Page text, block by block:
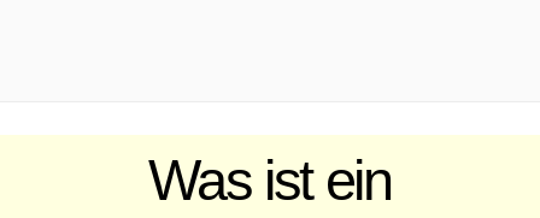
Was ist ein